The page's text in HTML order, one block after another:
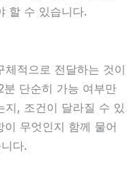
할 수 있습니다.
적으로 전달하는 것이
단순히 가능 여부만
지, 조건이 달라질 수 있
무엇인지 함께 물어
다.